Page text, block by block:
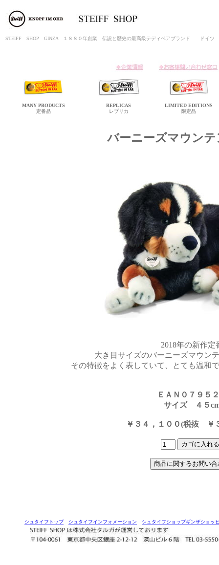
STEIFF SHOP GINZA １８８０年創業 伝説と歴史の最高級テディベアブランド ド
MANY PRODUCTS
定番品
REPLICAS
レプリカ
LIMITED EDITIONS
限定品
バーニーズマウン
2018年の新作定
大き目サイズのバーニーズマウン
その特徴をよく表していて、とても温和
ＥＡＮ０７９５
サイズ ４５
￥３４，１００(税抜 ￥
シュタイフトップ シュタイフインフォメーション シュタイフショップギンザショッ